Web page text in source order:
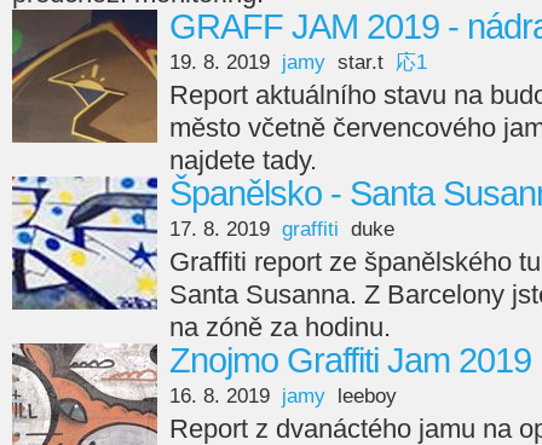
GRAFF JAM 2019 -
19. 8. 2019 jamy star.t 応1
Report aktuálního stavu na
město včetně červencového
najdete tady.
Španělsko - Santa
17. 8. 2019 graffiti duke
Graffiti report ze španělského
Santa Susanna. Z Barcelony
na zóně za hodinu.
Znojmo Graffiti Jam 2019
16. 8. 2019 jamy leeboy
Report z dvanáctého jamu na